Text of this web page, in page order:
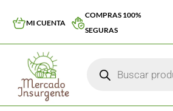
MI CUENTA
COMPRAS 100%
SEGURAS